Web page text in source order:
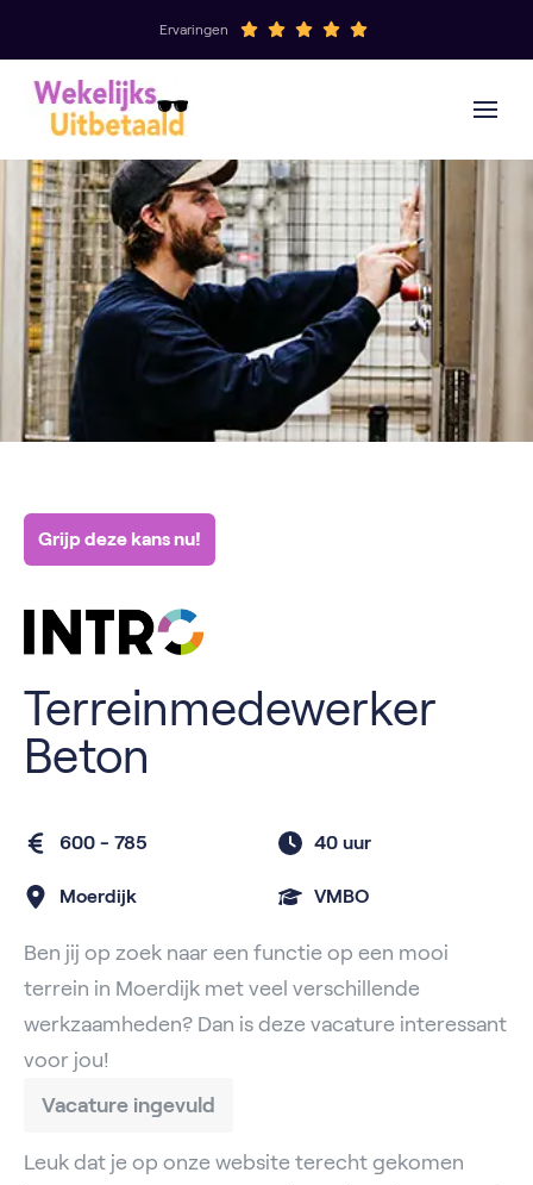
Ervaringen
Grijp deze kans nu!
Terreinmedewerker
Beton
600 - 785 40 uur
Moerdijk VMBO
Ben jij op zoek naar een functie op een mooi
terrein in Moerdijk met veel verschillende
werkzaamheden? Dan is deze vacature interessant
voor jou!
Vacature ingevuld
Leuk dat je op onze website terecht gekomen